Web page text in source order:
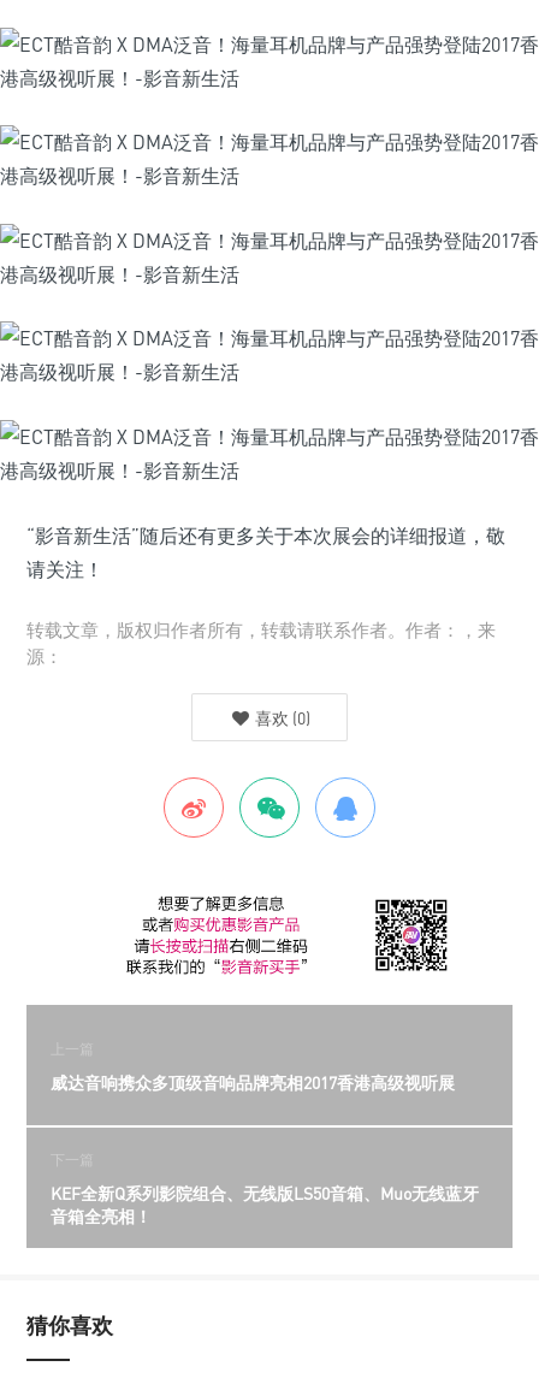
“影音新生活”随后还有更多关于本次展会的详细报道，敬
请关注！
转载文章，版权归作者所有，转载请联系作者。作者：，来
源：
喜欢 (0)
上一篇
威达音响携众多顶级音响品牌亮相2017香港高级视听展
下一篇
KEF全新Q系列影院组合、无线版LS50音箱、Muo无线蓝牙
音箱全亮相！
猜你喜欢